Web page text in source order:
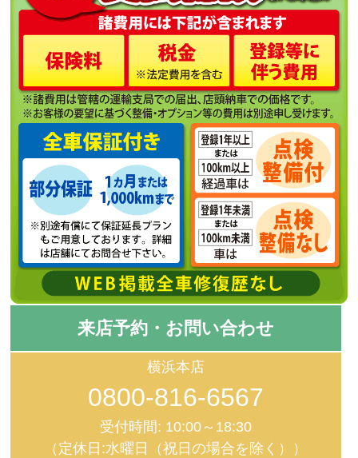
来店予約・お問い合わせ
横浜本店
0800-816-6567
受付時間: 10:00～18:30
（定休日:水曜日（祝日の場合を除く））